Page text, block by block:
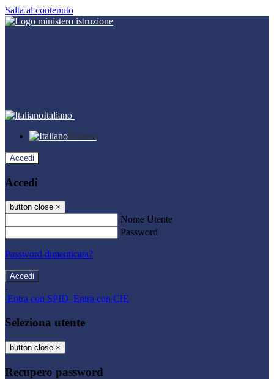
Salta al contenuto
Italiano
Italiano
Accedi
Accedi
button close ×
Nome Utente
Password
Password dimenticata?
-
Entra con SPID Entra con CIE
Seleziona utente
button close ×
Recupero password